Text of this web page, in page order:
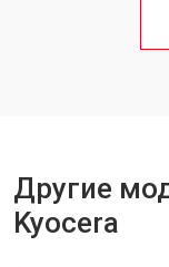
Другие
Kyocera